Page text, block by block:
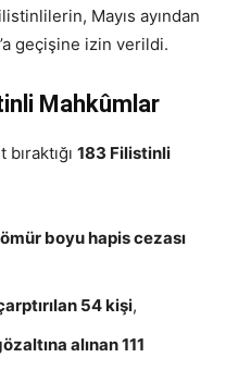
Mayıs ayından
geçişine izin verildi.
Mahkûmlar
183 Filistinli
ömür boyu hapis cezası
54 kişi,
alınan 111